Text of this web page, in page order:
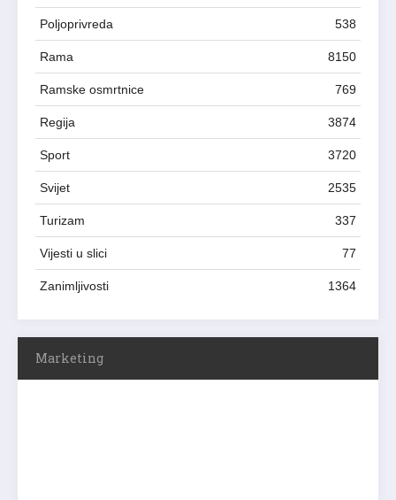
Poljoprivreda 538
Rama 8150
Ramske osmrtnice 769
Regija 3874
Sport 3720
Svijet 2535
Turizam 337
Vijesti u slici 77
Zanimljivosti 1364
Marketing